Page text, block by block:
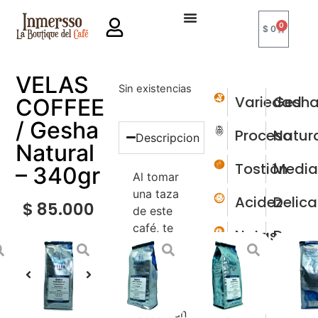
$0 0
VELAS
COFFEE
/ Gesha
Natural
– 340gr
$ 85.000
Sin existencias
Descripcion
Al tomar
una taza
de este
café, te
recibirán
aromas
tentadores
que
recuerdan
Variedad
Proceso
TostiónMedia
Acidez
Notas
verde,
dulzor